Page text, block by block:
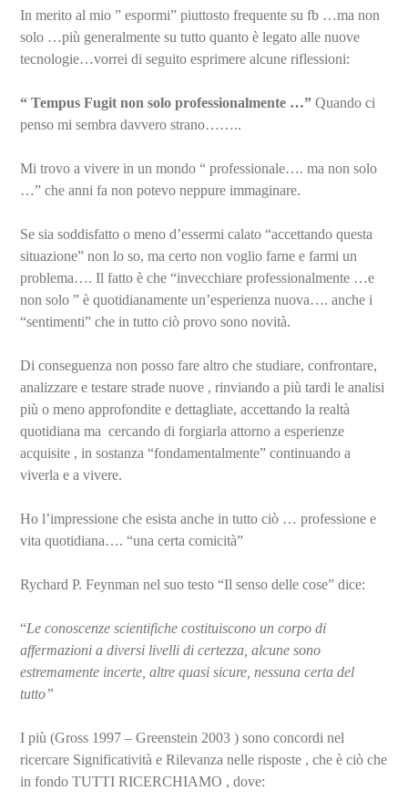
In merito al mio ” espormi” piuttosto frequente su fb …ma non
solo …più generalmente su tutto quanto è legato alle nuove
tecnologie…vorrei di seguito esprimere alcune riflessioni:
“ Tempus Fugit non solo professionalmente …”Quando ci
penso mi sembra davvero strano……..
Mi trovo a vivere in un mondo “ professionale…. ma non solo
…” che anni fa non potevo neppure immaginare.
Se sia soddisfatto o meno d’essermi calato “accettando questa
situazione” non lo so, ma certo non voglio farne e farmi un
problema…. Il fatto è che “invecchiare professionalmente …e
non solo ” è quotidianamente un’esperienza nuova…. anche i
“sentimenti” che in tutto ciò provo sono novità.
Di conseguenza non posso fare altro che studiare, confrontare,
analizzare e testare strade nuove , rinviando a più tardi le analisi
più o meno approfondite e dettagliate, accettando la realtà
quotidiana ma cercando di forgiarla attorno a esperienze
acquisite , in sostanza “fondamentalmente” continuando a
viverla e a vivere.
Ho l’impressione che esista anche in tutto ciò … professione e
vita quotidiana…. “una certa comicità”
Rychard P. Feynman nel suo testo “Il senso delle cose” dice:
“Le conoscenze scientifiche costituiscono un corpo di
affermazioni a diversi livelli di certezza, alcune sono
estremamente incerte, altre quasi sicure, nessuna certa del
tutto”
I più (Gross 1997 – Greenstein 2003 ) sono concordi nel
ricercare Significatività e Rilevanza nelle risposte , che è ciò che
in fondo TUTTI RICERCHIAMO , dove: